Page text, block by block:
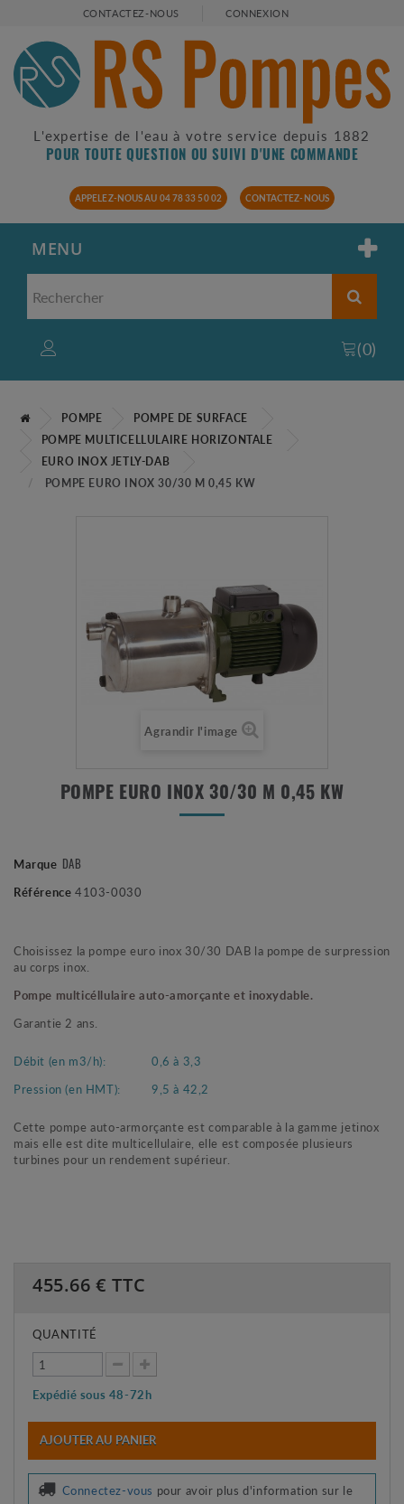
CONTACTEZ-NOUS CONNEXION
L'expertise de l'eau à votre service depuis 1882
POUR TOUTE QUESTION OU SUIVI D'UNE COMMANDE
APPELEZ-NOUS AU 04 78 33 50 02 CONTACTEZ-NOUS
MENU
(0)
POMPE
POMPE DE SURFACE
POMPE MULTICELLULAIRE HORIZONTALE
EURO INOX JETLY-DAB
POMPE EURO INOX 30/30 M 0,45 KW
Agrandir l'image
POMPE EURO INOX 30/30 M 0,45 KW
Marque DAB
Référence 4103-0030
Choisissez la pompe euro inox 30/30 DAB la pompe de surpression
au corps inox.
Pompe multicéllulaire auto-amorçante et inoxydable.
Garantie 2 ans.
Débit (en m3/h):
0,6 à 3,3
Pression (en HMT):
9,5 à 42,2
Cette pompe auto-armorçante est comparable à la gamme jetinox
mais elle est dite multicellulaire, elle est composée plusieurs
turbines pour un rendement supérieur.
455.66 € TTC
QUANTITÉ
Expédié sous 48-72h
AJOUTER AU PANIER
Connectez-vous pour avoir plus d'information sur le